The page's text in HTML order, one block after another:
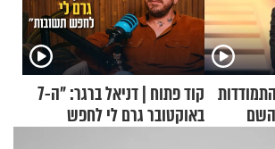
השם
קוד פתוח | דניאל ברגר: "ה-7
באוקטובר גרם לי לחפש